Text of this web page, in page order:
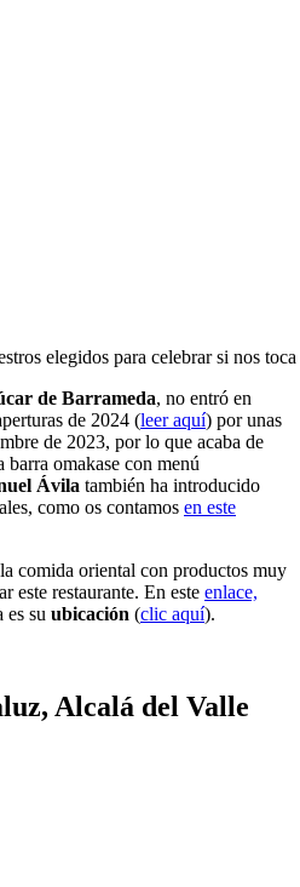
elegidos para celebrar si nos
de Barrameda, no entró en
de 2024 (leer aquí) por unas
de 2023, por lo que acaba de
omakase con menú
Ávila también ha introducido
como os contamos en este
comida oriental con productos muy
este restaurante. En este enlace,
es su ubicación (clic aquí).
Alcalá del Valle